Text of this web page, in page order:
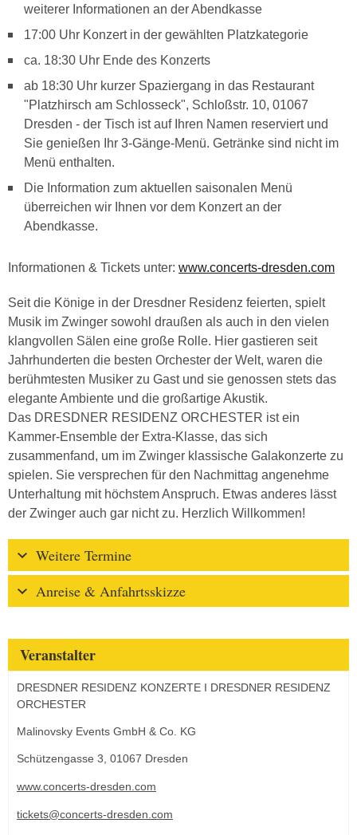
weiterer Informationen an der Abendkasse
17:00 Uhr Konzert in der gewählten Platzkategorie
ca. 18:30 Uhr Ende des Konzerts
ab 18:30 Uhr kurzer Spaziergang in das Restaurant
"Platzhirsch am Schlosseck", Schloßstr. 10, 01067
Dresden - der Tisch ist auf Ihren Namen reserviert und
Sie genießen Ihr 3-Gänge-Menü. Getränke sind nicht im
Menü enthalten.
Die Information zum aktuellen saisonalen Menü
überreichen wir Ihnen vor dem Konzert an der
Abendkasse.
Informationen & Tickets unter: www.concerts-dresden.com
Seit die Könige in der Dresdner Residenz feierten, spielt
Musik im Zwinger sowohl draußen als auch in den vielen
klangvollen Sälen eine große Rolle. Hier gastieren seit
Jahrhunderten die besten Orchester der Welt, waren die
berühmtesten Musiker zu Gast und sie genossen stets das
elegante Ambiente und die großartige Akustik.
Das DRESDNER RESIDENZ ORCHESTER ist ein
Kammer-Ensemble der Extra-Klasse, das sich
zusammenfand, um im Zwinger klassische Galakonzerte zu
spielen. Sie versprechen für den Nachmittag angenehme
Unterhaltung mit höchstem Anspruch. Etwas anderes lässt
der Zwinger auch gar nicht zu. Herzlich Willkommen!
Weitere Termine
Anreise & Anfahrtsskizze
Veranstalter
DRESDNER RESIDENZ KONZERTE I DRESDNER RESIDENZ
ORCHESTER
Malinovsky Events GmbH & Co. KG
Schützengasse 3, 01067 Dresden
www.concerts-dresden.com
tickets@concerts-dresden.com